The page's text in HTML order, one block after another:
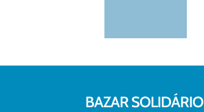
BAZAR SOLIDÁRIO